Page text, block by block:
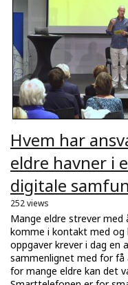
Hvem har
eldre havner i
digitale
252 views
Mange eldre strever
komme i kontakt med og
oppgaver krever i dag en
sammenlignet med for
for mange eldre kan det